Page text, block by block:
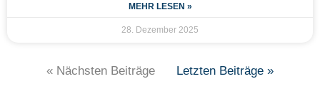
MEHR LESEN »
28. Dezember 2025
« Nächsten Beiträge Letzten Beiträge »